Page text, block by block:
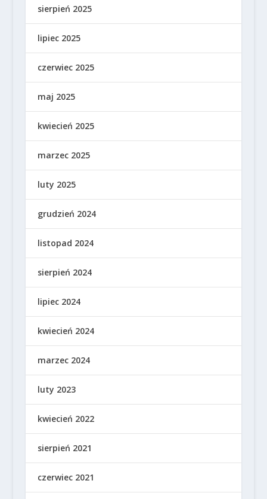
sierpień 2025
lipiec 2025
czerwiec 2025
maj 2025
kwiecień 2025
marzec 2025
luty 2025
grudzień 2024
listopad 2024
sierpień 2024
lipiec 2024
kwiecień 2024
marzec 2024
luty 2023
kwiecień 2022
sierpień 2021
czerwiec 2021